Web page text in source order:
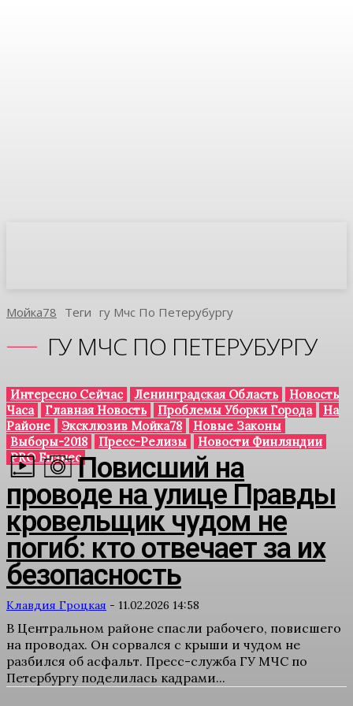
Мойка78 Теги Гу Мчс По Петерубургу
ГУ МЧС ПО ПЕТЕРУБУРГУ
Интересно Сейчас Ленинградская Область
Новость
Часа
Главная Новость Проблемы Уборки Города
На
Районе
Эксклюзив Мойка78
Новые Законы
Выборы-2018
Пресс-Релизы
Новости Финляндии
PRO БизнесПовисший на
проводе на улице Правды
кровельщик чудом не
погиб: кто отвечает за их
безопасность
Клавдия Гроцкая - 11.02.2026 14:58
В Центральном районе спасли рабочего, повисшего
на проводах. Он сорвался с крыши и чудом не
разбился об асфальт. Пресс-служба ГУ МЧС по
Петербургу поделилась кадрами...